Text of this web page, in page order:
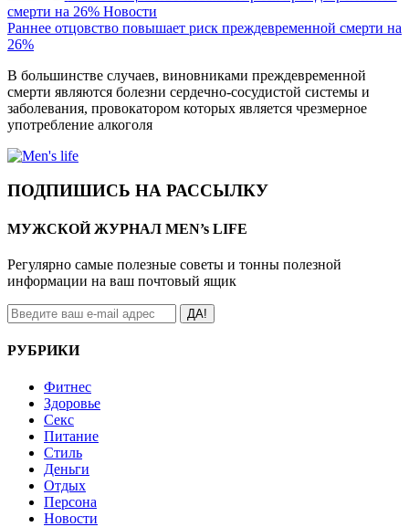
смерти на 26% Новости
Раннее отцовство повышает риск преждевременной смерти на
26%
В большинстве случаев, виновниками преждевременной
смерти являются болезни сердечно-сосудистой системы и
заболевания, провокатором которых является чрезмерное
употребление алкоголя
ПОДПИШИСЬ НА РАССЫЛКУ
МУЖСКОЙ ЖУРНАЛ MEN’s LIFE
Регулярно самые полезные советы и тонны полезной
информации на ваш почтовый ящик
ДА!
РУБРИКИ
Фитнес
Здоровье
Секс
Питание
Стиль
Деньги
Отдых
Персона
Новости